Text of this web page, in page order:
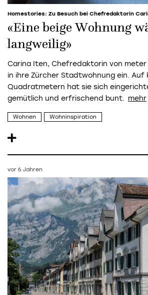
Homestories: Zu Besuch bei Chefredaktorin
«Eine beige Wohnung
langweilig»
Carina Iten, Chefredaktorin von
in ihre Zürcher Stadtwohnung ein. Auf
Quadratmetern hat sie sich
gemütlich und erfrischend bunt.
Wohnen Wohninspiration
vor 6 Jahren